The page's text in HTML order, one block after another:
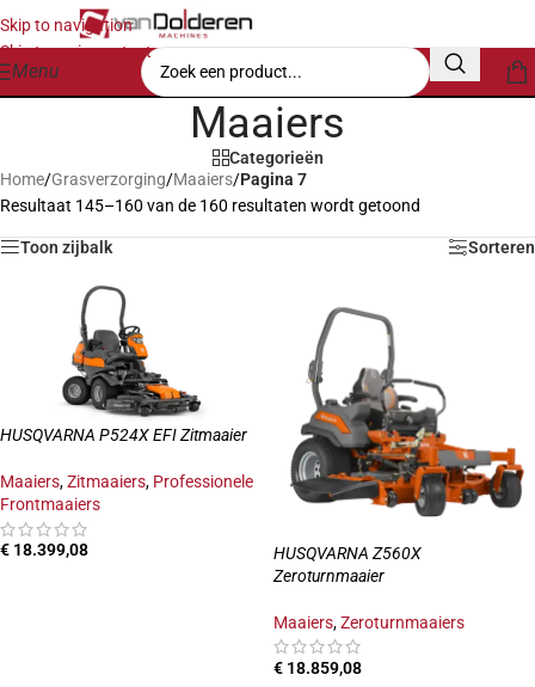
Skip to navigation
Skip to main content
Menu
Maaiers
Categorieën
Home/Grasverzorging/Maaiers/Pagina 7
Resultaat 145–160 van de 160 resultaten wordt getoond
Toon zijbalk Sorteren
HUSQVARNA P524X EFI Zitmaaier
Maaiers,Zitmaaiers, Professionele
Frontmaaiers
€ 18.399,08
HUSQVARNA Z560X
Zeroturnmaaier
Maaiers,Zeroturnmaaiers
€ 18.859,08